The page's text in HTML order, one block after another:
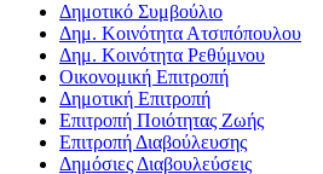
Δημοτικό Συμβούλιο
Δημ. Κοινότητα Ατσιπόπουλου
Δημ. Κοινότητα Ρεθύμνου
Οικονομική Επιτροπή
Δημοτική Επιτροπή
Επιτροπή Ποιότητας Ζωής
Επιτροπή Διαβούλευσης
Δημόσιες Διαβουλεύσεις